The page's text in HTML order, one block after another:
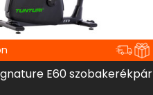
E60 szobakerékpár